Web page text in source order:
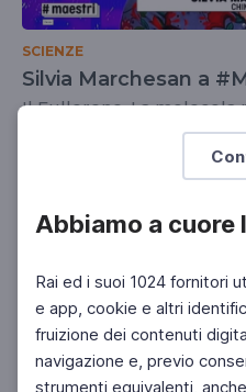
Abbiamo a cuore
Rai ed i suoi 1024 fornitori
e app, cookie e altri
fruizione dei contenuti
navigazione e, previo
strumenti equivalenti,
SCIENZE
Silvia Marchesan a
Il Fullerene. La molecola